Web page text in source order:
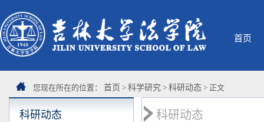
首页
您现在所在的位置： 首页 > 科学研究 > 科研动态 > 正文
科研动态 科研动态